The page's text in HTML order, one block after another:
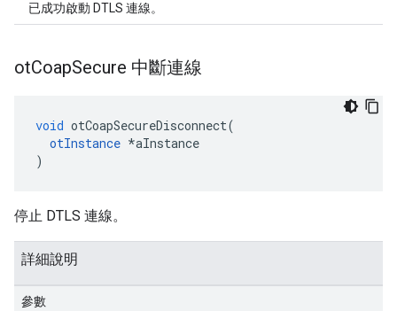
已成功啟動 DTLS 連線。
otCoapSecure 中斷連線
void otCoapSecureDisconnect(
otInstance *aInstance
)
停止 DTLS 連線。
詳細說明
參數